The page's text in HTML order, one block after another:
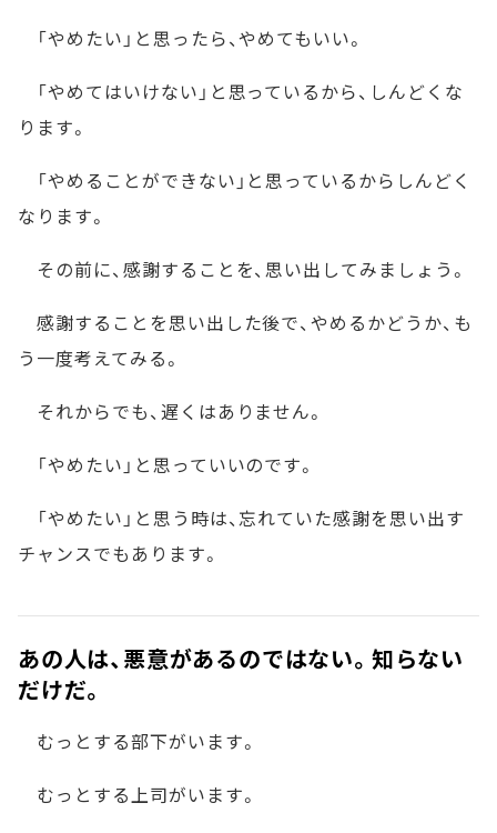
「やめたい」と思ったら、やめてもいい。
「やめてはいけない」と思っているから、しんどくな
ります。
「やめることができない」と思っているからしんどく
なります。
その前に、感謝することを、思い出してみましょう。
感謝することを思い出した後で、やめるかどうか、も
う一度考えてみる。
それからでも、遅くはありません。
「やめたい」と思っていいのです。
「やめたい」と思う時は、忘れていた感謝を思い出す
チャンスでもあります。
あの人は、悪意があるのではない。知らない
だけだ。
むっとする部下がいます。
むっとする上司がいます。